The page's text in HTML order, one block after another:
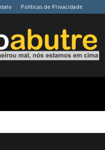
Políticas de Privacidade